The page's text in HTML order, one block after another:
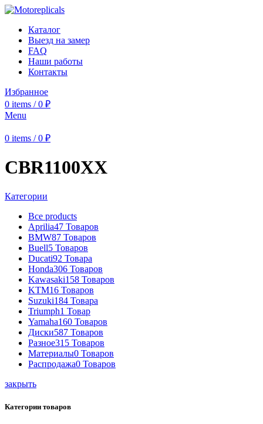
Каталог
Выезд на замер
FAQ
Наши работы
Контакты
Избранное
0 items / 0 ₽
Menu
0 items / 0 ₽
CBR1100XX
Категории
Все products
Aprilia47 Товаров
BMW87 Товаров
Buell5 Товаров
Ducati92 Товара
Honda306 Товаров
Kawasaki158 Товаров
KTM16 Товаров
Suzuki184 Товара
Triumph1 Товар
Yamaha160 Товаров
Диски587 Товаров
Разное315 Товаров
Материалы0 Товаров
Распродажа0 Товаров
закрыть
Категории товаров